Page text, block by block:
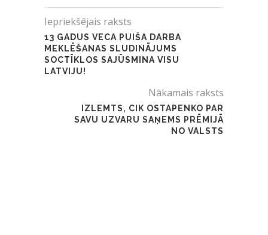
Iepriekšējais raksts
13 GADUS VECA PUIŠA DARBA
MEKLĒŠANAS SLUDINĀJUMS
SOCTĪKLOS SAJŪSMINA VISU
LATVIJU!
Nākamais raksts
IZLEMTS, CIK OSTAPENKO PAR
SAVU UZVARU SAŅEMS PRĒMIJĀ
NO VALSTS